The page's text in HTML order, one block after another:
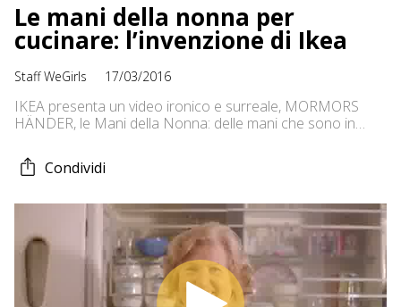
Le mani della nonna per
cucinare: l’invenzione di Ikea
Staff WeGirls 17/03/2016
IKEA presenta un video ironico e surreale, MORMORS
HÄNDER, le Mani della Nonna: delle mani che sono in
indossa per trasferirne le doti di velocità, abilità e
accuratezza in ogni preparazione culinaria. Bello se fosse
al mondo. In […]
Condividi